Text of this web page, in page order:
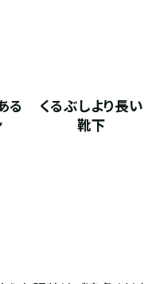
る
くるぶしより長い
靴下